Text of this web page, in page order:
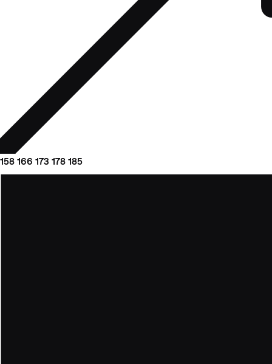
158 166 173 178 185